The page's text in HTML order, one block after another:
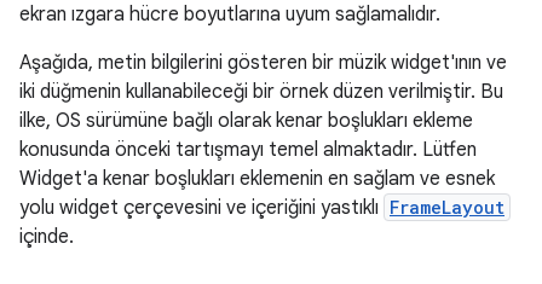
ekran ızgara hücre boyutlarına uyum sağlamalıdır.
Aşağıda, metin bilgilerini gösteren bir müzik widget'ının ve
iki düğmenin kullanabileceği bir örnek düzen verilmiştir. Bu
ilke, OS sürümüne bağlı olarak kenar boşlukları ekleme
konusunda önceki tartışmayı temel almaktadır. Lütfen
Widget'a kenar boşlukları eklemenin en sağlam ve esnek
yolu widget çerçevesini ve içeriğini yastıklı FrameLayout
içinde.